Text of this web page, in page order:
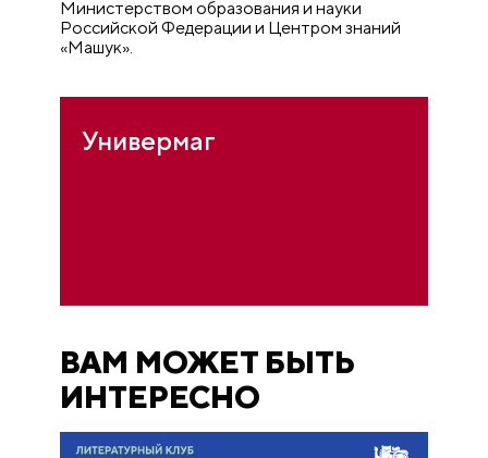
Министерством образования и науки
Российской Федерации и Центром знаний
«Машук».
Универмаг
ВАМ МОЖЕТ БЫТЬ
ИНТЕРЕСНО